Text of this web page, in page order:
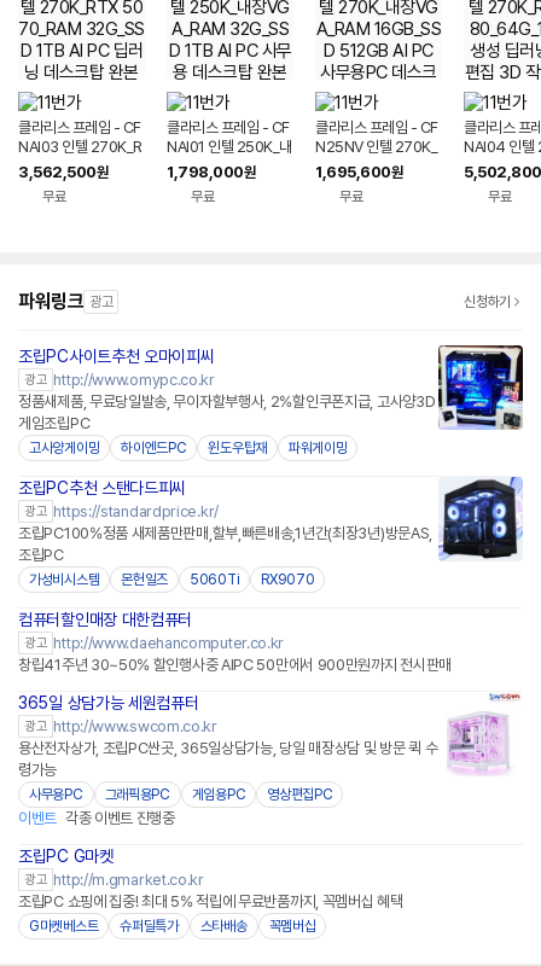
클라리스 프레임 - CF
NAI03 인텔 270K_R
TX 5070_RAM 32
G_SSD 1TB AI PC
딥러닝 데스크탑 완본
3,562,500원
무료
클라리스 프레임 - CF
NAI01 인텔 250K_내
장VGA_RAM 32G_
SSD 1TB AI PC 사무
용 데스크탑 완본체 조
1,798,000원
무료
클라리스 프레임 - CF
N25NV 인텔 270K_
내장VGA_RAM 16G
B_SSD 512GB AI P
C 사무용PC 데스크탑
1,695,600원
무료
클라리스 프
NAI04 인텔
AI 생성 딥러
집 3D 작업
5,502,800
무료
파워링크 광고 신청하기
조립PC사이트추천 오마이피씨
광고 http://www.omypc.co.kr
정품새제품, 무료당일발송, 무이자할부행사, 2%할인쿠폰지급, 고사양3D
게임조립PC
고사양게이밍 하이엔드PC 윈도우탑재 파워게이밍
조립PC추천 스탠다드피씨
광고 https://standardprice.kr/
조립PC100%정품 새제품만판매,할부,빠른배송,1년간(최장3년)방문AS,
조립PC
가성비시스템 몬헌일즈 5060Ti RX9070
컴퓨터할인매장 대한컴퓨터
광고 http://www.daehancomputer.co.kr
창립41주년 30~50% 할인행사중 AIPC 50만에서 900만원까지 전시판매
365일 상담가능 세원컴퓨터
광고 http://www.swcom.co.kr
용산전자상가, 조립PC싼곳, 365일상담가능, 당일 매장상담 및 방문 퀵 수
령가능
사무용PC 그래픽용PC 게임용PC 영상편집PC
이벤트 각종 이벤트 진행중
조립PC G마켓
광고 http://m.gmarket.co.kr
조립PC 쇼핑에 집중! 최대 5% 적립에 무료반품까지, 꼭멤버십 혜택
G마켓베스트 슈퍼딜특가 스타배송 꼭멤버십